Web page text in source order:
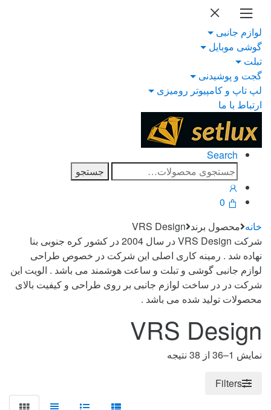
Skip
navigation
Skip
content
لوازم جانبی
گوشی موبایل
تبلت
گجت و پوشیدنی
لپ تاپ و کامپیوتر رومیزی
ارتباط با ما
Search
جستجو
برای:
جستجو
0
خانه محصول برند VRS Design
شرکت VRS Design در سال 2004 در کشور کره جنوبی بنا
نهاده شد . رمینه کاری اصلی این شرکت در خصوص طراحی
لوازم جانبی گوشی و تبلت و ساعت هوشمند می باشد . الویت این
شرکت در در ساخت لوازم جانبی بر روی طراحی و کیفیت بالای
محصولات تولید شده می باشد .
VRS Design
نمایش 1–36 از 38 نتیجه
Filters